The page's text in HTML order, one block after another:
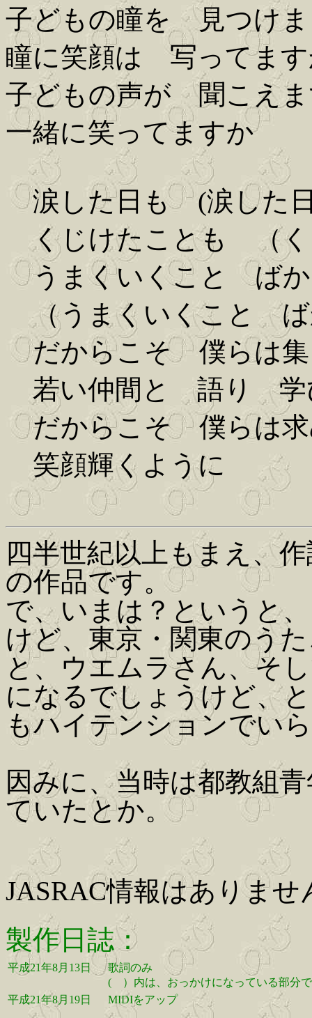
子どもの瞳を 見つけ
瞳に笑顔は 写ってま
子どもの声が 聞こえ
一緒に笑ってますか
涙した日も (涙した
くじけたことも （く
うまくいくこと ばか
（うまくいくこと ば
だからこそ 僕らは集
若い仲間と 語り 学
だからこそ 僕らは求
笑顔輝くように
四半世紀以上もまえ、
の作品です。
で、いまは？というと
けど、東京・関東のう
と、ウエムラさん、そ
になるでしょうけど、
もハイテンションでい
因みに、当時は都教組
ていたとか。
JASRAC情報はありませ
製作日誌：
平成21年8月13日
歌詞のみ
( ）内は、おっかけになっている部分
平成21年8月19日
MIDIをアップ